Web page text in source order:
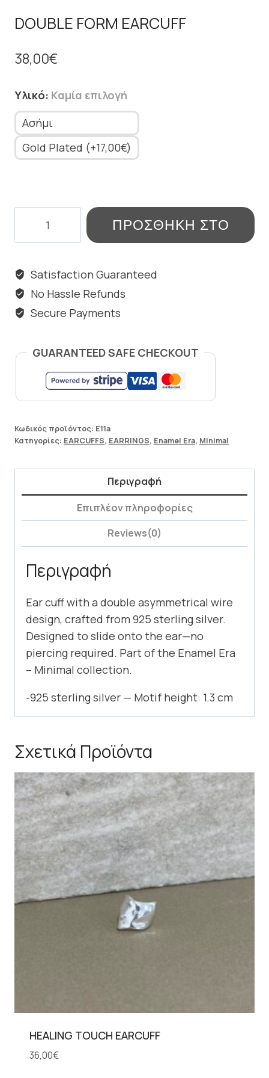
DOUBLE FORM EARCUFF
38,00€
Υλικό: Καμία επιλογή
Ασήμι
Gold Plated (+17,00€)
ποσότητα
ΠΡΟΣΘΉΚΗ ΣΤΟ
Satisfaction Guaranteed
No Hassle Refunds
Secure Payments
GUARANTEED SAFE CHECKOUT
Κωδικός προϊόντος: E11a
Κατηγορίες: EARCUFFS, EARRINGS, Enamel Era, Minimal
Περιγραφή
Επιπλέον πληροφορίες
Reviews(0)
Περιγραφή
Ear cuff with a double asymmetrical wire
design, crafted from 925 sterling silver.
Designed to slide onto the ear—no
piercing required. Part of the Enamel Era
– Minimal collection.
-925 sterling silver — Motif height: 1.3 cm
Σχετικά Προϊόντα
HEALING TOUCH EARCUFF
36,00€